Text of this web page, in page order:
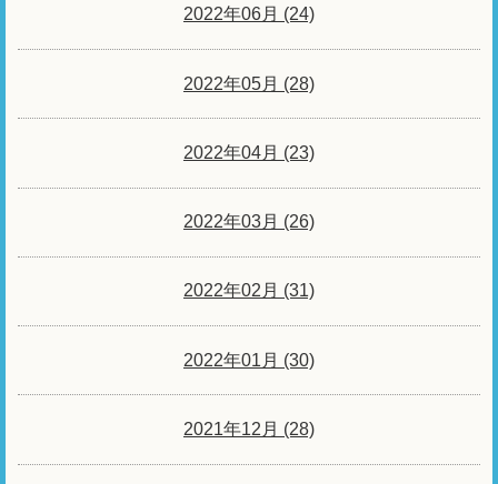
2022年06月 (24)
2022年05月 (28)
2022年04月 (23)
2022年03月 (26)
2022年02月 (31)
2022年01月 (30)
2021年12月 (28)